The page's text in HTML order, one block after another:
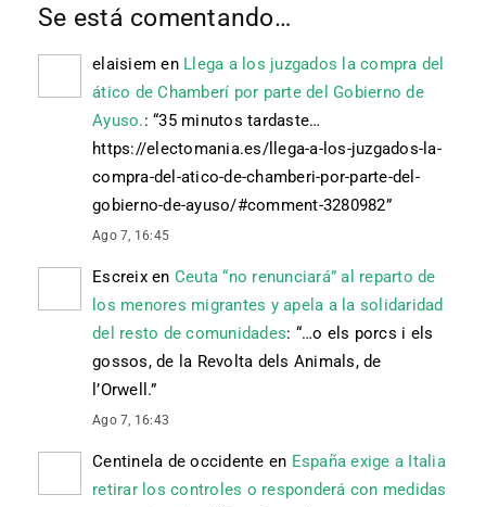
Se está comentando…
elaisiem en Llega a los juzgados la compra del
ático de Chamberí por parte del Gobierno de
Ayuso.: “35 minutos tardaste…
https://electomania.es/llega-a-los-juzgados-la-
compra-del-atico-de-chamberi-por-parte-del-
gobierno-de-ayuso/#comment-3280982”
Ago 7, 16:45
Escreixen Ceuta “no renunciará” al reparto de
los menores migrantes y apela a la solidaridad
del resto de comunidades: “…o els porcs i els
gossos, de la Revolta dels Animals, de
l’Orwell.”
Ago 7, 16:43
Centinela de occidente en España exige a Italia
retirar los controles o responderá con medidas